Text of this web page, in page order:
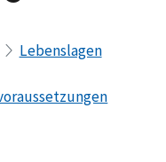
Lebenslagen